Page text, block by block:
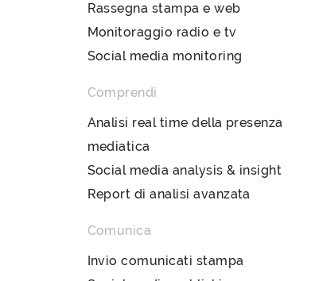
Rassegna stampa e web
Monitoraggio radio e tv
Social media monitoring
Comprendi
Analisi real time della presenza
mediatica
Social media analysis & insight
Report di analisi avanzata
Comunica
Invio comunicati stampa